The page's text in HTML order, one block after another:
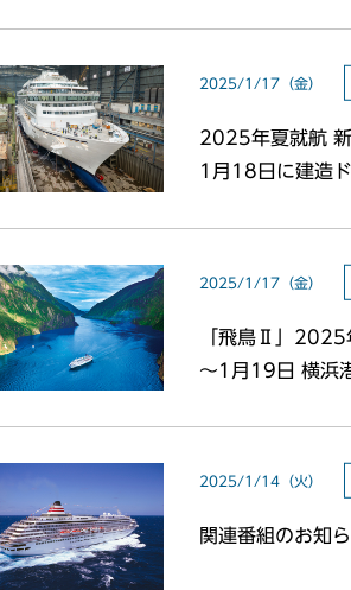
2025/1/17（金）
2025年夏就航
1月18日に建造
2025/1/17（金）
「飛鳥Ⅱ」2025
～1月19日 横浜
2025/1/14（火）
関連番組のお知